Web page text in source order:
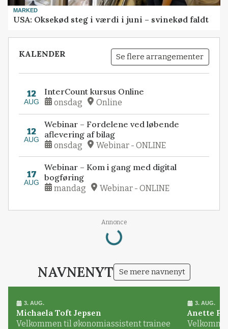
MARKED
USA: Oksekød steg i værdi i juni – svinekød faldt
KALENDER Se flere arrangementer
12
AUG
InterCount kursus Online
onsdag Online
12
AUG
Webinar – Fordelene ved løbende
aflevering af bilag
onsdag Webinar - ONLINE
17
AUG
Webinar – Kom i gang med digital
bogføring
mandag Webinar - ONLINE
Annonce
Loading...
NAVNENYT Se mere navnenyt
3. AUG.
Michaela Toft Jepsen
Velkommen til økonomiassistent trainee
3. AUG.
Anette